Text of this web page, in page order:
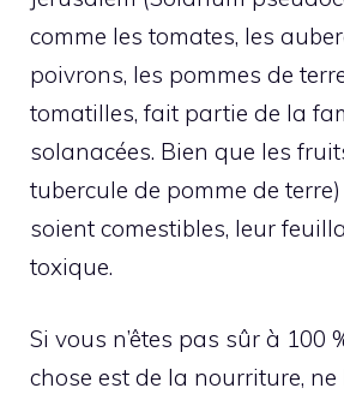
comme les tomates, les
poivrons, les pommes de
tomatilles, fait partie de la
solanacées. Bien que les
tubercule de pomme de
soient comestibles, leur
toxique.
Si vous n’êtes pas sûr à 100
chose est de la nourriture,